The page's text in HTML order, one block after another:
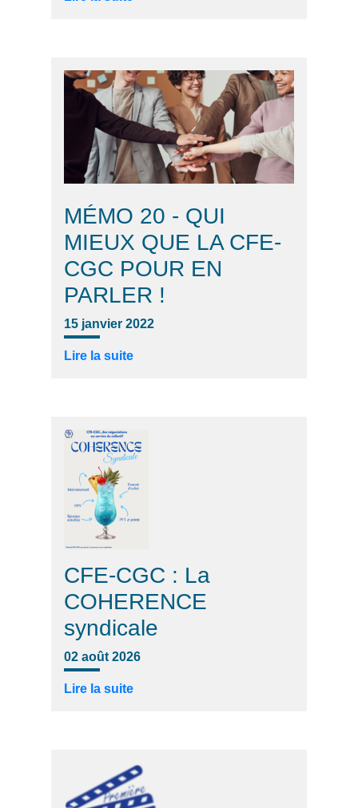
MÉMO 20 - QUI
MIEUX QUE LA CFE-
CGC POUR EN
PARLER !
15 janvier 2022
Lire la suite
CFE-CGC : La
COHERENCE
syndicale
02 août 2026
Lire la suite